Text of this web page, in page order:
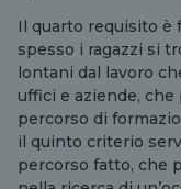
Il quarto requisito è
spesso i ragazzi si
lontani dal lavoro
uffici e aziende,
percorso di
il quinto criterio
percorso fatto, che